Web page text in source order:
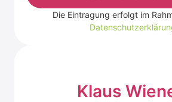
Klaus
Alternative:
Die Eintragung erfolgt im